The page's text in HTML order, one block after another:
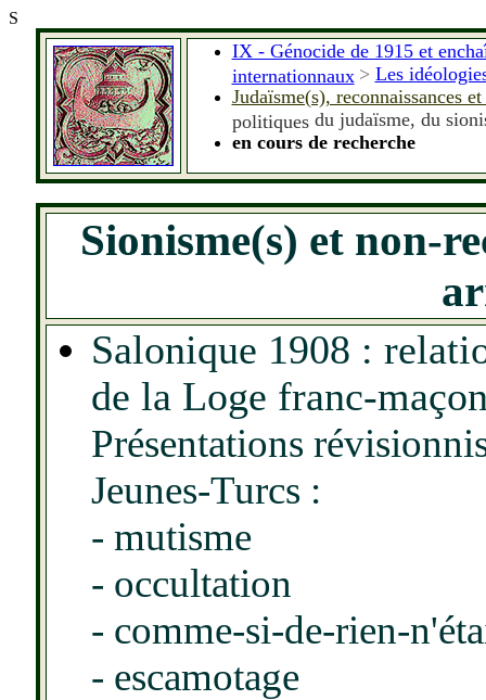
S
IX - Génocide de 1915 et
internationnaux > Les
Judaïsme(s), reconnaissances
politiques du judaïsme, du
en cours de recherche
Sionisme(s) et non-
Salonique 1908 :
de la Loge franc-
Présentations
Jeunes-Turcs :
- mutisme
- occultation
- comme-si-de-rien-
- escamotage